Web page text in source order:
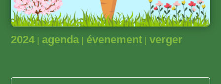
2024 | agenda| évenement |verger